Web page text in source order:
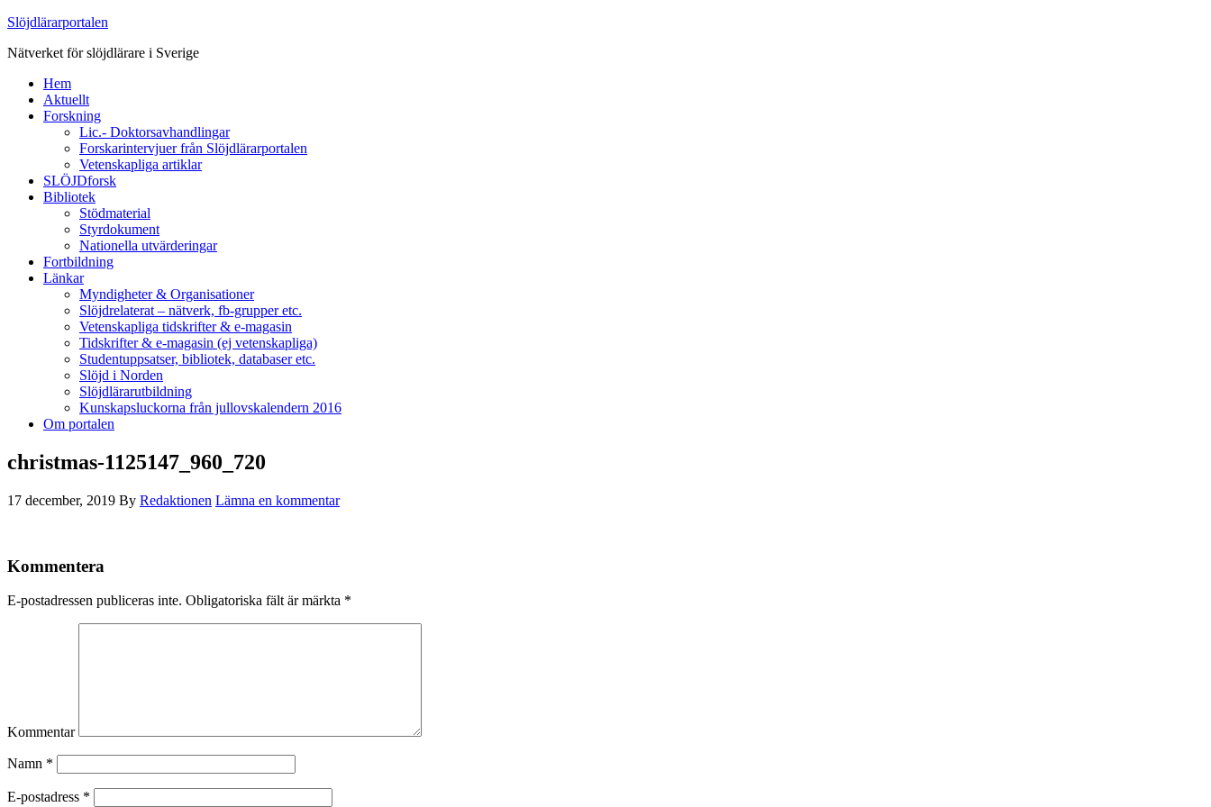
Slöjdlärarportalen
Nätverket för slöjdlärare i Sverige
Hem
Aktuellt
Forskning
Lic.- Doktorsavhandlingar
Forskarintervjuer från Slöjdlärarportalen
Vetenskapliga artiklar
SLÖJDforsk
Bibliotek
Stödmaterial
Styrdokument
Nationella utvärderingar
Fortbildning
Länkar
Myndigheter & Organisationer
Slöjdrelaterat – nätverk, fb-grupper etc.
Vetenskapliga tidskrifter & e-magasin
Tidskrifter & e-magasin (ej vetenskapliga)
Studentuppsatser, bibliotek, databaser etc.
Slöjd i Norden
Slöjdlärarutbildning
Kunskapsluckorna från jullovskalendern 2016
Om portalen
christmas-1125147_960_720
17 december, 2019 By Redaktionen Lämna en kommentar
Kommentera
E-postadressen publiceras inte. Obligatoriska fält är märkta *
Kommentar
Namn *
E-postadress *